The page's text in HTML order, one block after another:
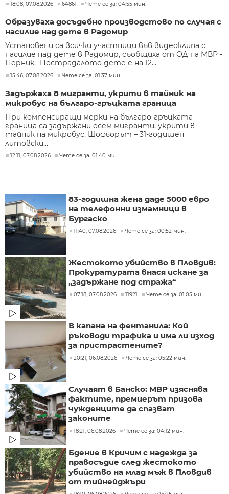
18:08, 07.08.2026 64861 Чете се за: 04:55 мин.
Образуваха досъдебно производстово по случая с
насилие над дете в Радомир
Установени са всички участници във видеоклипа с
насилие над дете в Радомир, съобщиха от ОД на МВР -
Перник. Пострадалото дете е на 12...
15:46, 07.08.2026 Чете се за: 01:37 мин.
Задържаха 8 мигранти, укрити в тайник на
микробус на българо-гръцката граница
При компенсиращи мерки на българо-гръцката
граница са задържани осем мигранти, укрити в
тайник на микробус. Шофьорът – 31-годишен
литовски...
12:11, 07.08.2026 Чете се за: 01:40 мин.
83-годишна жена даде 5000 евро
на телефонни измамници в
Бургаско
11:40, 07.08.2026 Чете се за: 00:52 мин.
Жестокото убийство в Пловдив:
Прокуратурата внася искане за
„задържане под стража“
07:18, 07.08.2026 11921 Чете се за: 01:05 мин.
В капана на фентанила: Кой
ръководи трафика и има ли изход
за пристрастените?
20:21, 06.08.2026 Чете се за: 05:22 мин.
Случаят в Банско: МВР изяснява
фактите, премиерът призова
чужденците да спазват
законите
18:21, 06.08.2026 Чете се за: 04:12 мин.
Бдение в Кричим с надежда за
правосъдие след жестокото
убийство на млад мъж в Пловдив
от тийнейджъри